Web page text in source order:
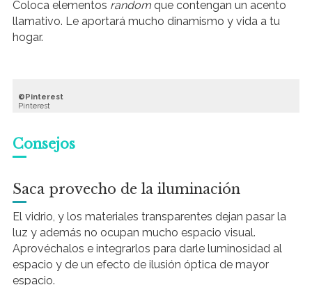
Coloca elementos randomque contengan un acento
llamativo. Le aportará mucho dinamismo y vida a tu
hogar.
Pinterest
Pinterest
Consejos
Saca provecho de la iluminación
El vidrio, y los materiales transparentes dejan pasar la
luz y además no ocupan mucho espacio visual.
Aprovéchalos e integrarlos para darle luminosidad al
espacio y de un efecto de ilusión óptica de mayor
espacio.